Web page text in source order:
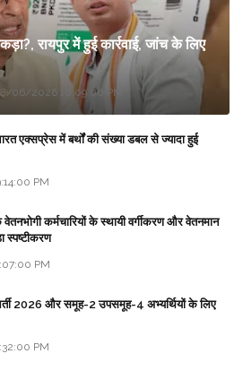
रायपुर में हुई कार्रवाई, जांच के लिए
8/06/2026 10:09:00 PM
एक्सप्रेस में बर्थों की संख्या डबल से ज्यादा हुई
PM
कर्मचारियों के स्थायी वर्गीकरण और वेतनमान
स्पष्टीकरण
PM
2026 और समूह-2 उपसमूह-4 अभ्यर्थियों के लिए
PM